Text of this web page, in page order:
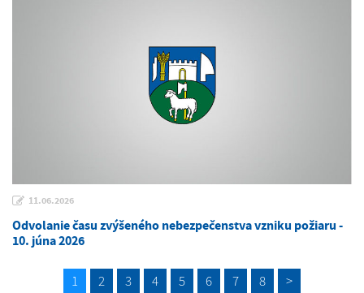
11.06.2026
Odvolanie času zvýšeného nebezpečenstva vzniku požiaru -
10. júna 2026
1 2 3 4 5 6 7 8 >